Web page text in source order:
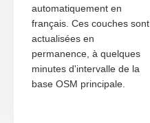
automatiquement en
français. Ces couches sont
actualisées en
permanence, à quelques
minutes d'intervalle de la
base OSM principale.